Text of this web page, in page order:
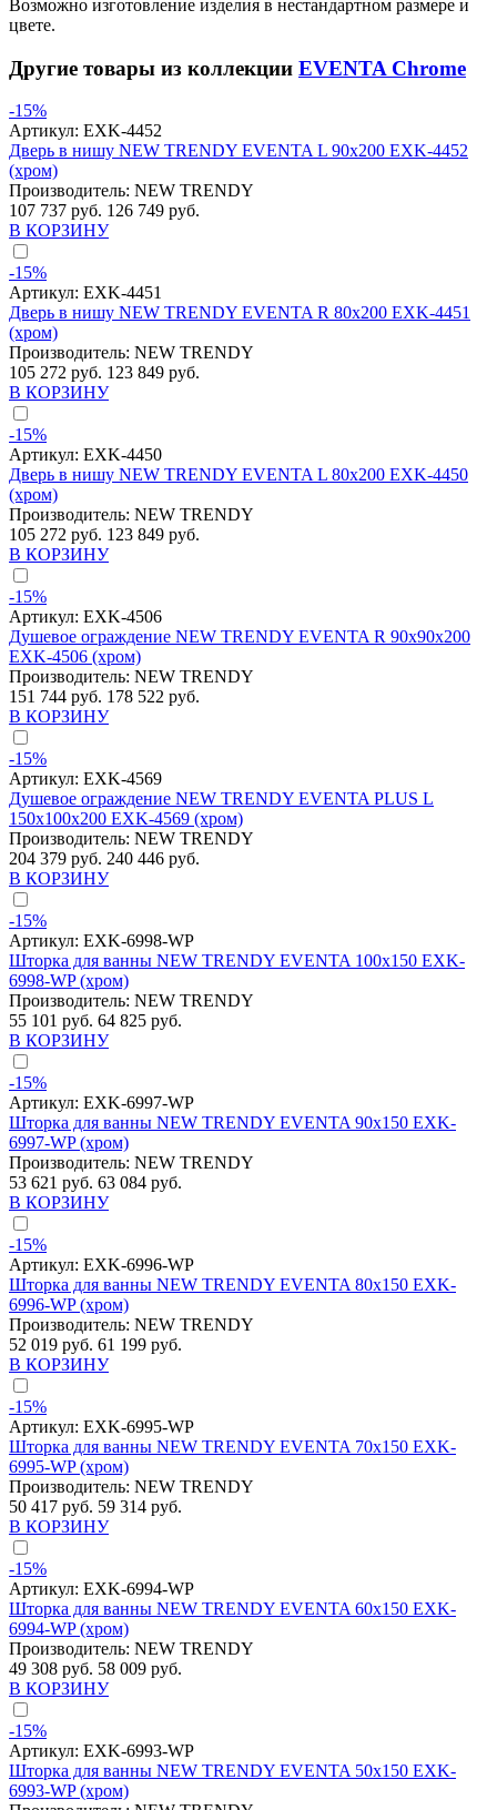
Возможно изготовление изделия в нестандартном размере и
цвете.
Другие товары из коллекции EVENTA Chrome
-15%
Артикул: EXK-4452
Дверь в нишу NEW TRENDY EVENTA L 90x200 EXK-4452
(хром)
Производитель: NEW TRENDY
107 737 руб. 126 749 руб.
В КОРЗИНУ
-15%
Артикул: EXK-4451
Дверь в нишу NEW TRENDY EVENTA R 80x200 EXK-4451
(хром)
Производитель: NEW TRENDY
105 272 руб. 123 849 руб.
В КОРЗИНУ
-15%
Артикул: EXK-4450
Дверь в нишу NEW TRENDY EVENTA L 80x200 EXK-4450
(хром)
Производитель: NEW TRENDY
105 272 руб. 123 849 руб.
В КОРЗИНУ
-15%
Артикул: EXK-4506
Душевое ограждение NEW TRENDY EVENTA R 90x90x200
EXK-4506 (хром)
Производитель: NEW TRENDY
151 744 руб. 178 522 руб.
В КОРЗИНУ
-15%
Артикул: EXK-4569
Душевое ограждение NEW TRENDY EVENTA PLUS L
150x100x200 EXK-4569 (хром)
Производитель: NEW TRENDY
204 379 руб. 240 446 руб.
В КОРЗИНУ
-15%
Артикул: EXK-6998-WP
Шторка для ванны NEW TRENDY EVENTA 100x150 EXK-
6998-WP (хром)
Производитель: NEW TRENDY
55 101 руб. 64 825 руб.
В КОРЗИНУ
-15%
Артикул: EXK-6997-WP
Шторка для ванны NEW TRENDY EVENTA 90x150 EXK-
6997-WP (хром)
Производитель: NEW TRENDY
53 621 руб. 63 084 руб.
В КОРЗИНУ
-15%
Артикул: EXK-6996-WP
Шторка для ванны NEW TRENDY EVENTA 80x150 EXK-
6996-WP (хром)
Производитель: NEW TRENDY
52 019 руб. 61 199 руб.
В КОРЗИНУ
-15%
Артикул: EXK-6995-WP
Шторка для ванны NEW TRENDY EVENTA 70x150 EXK-
6995-WP (хром)
Производитель: NEW TRENDY
50 417 руб. 59 314 руб.
В КОРЗИНУ
-15%
Артикул: EXK-6994-WP
Шторка для ванны NEW TRENDY EVENTA 60x150 EXK-
6994-WP (хром)
Производитель: NEW TRENDY
49 308 руб. 58 009 руб.
В КОРЗИНУ
-15%
Артикул: EXK-6993-WP
Шторка для ванны NEW TRENDY EVENTA 50x150 EXK-
6993-WP (хром)